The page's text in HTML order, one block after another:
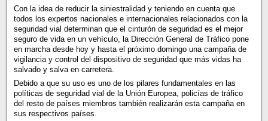
Con la idea de reducir la siniestralidad y teniendo en cuenta que
todos los expertos nacionales e internacionales relacionados con la
seguridad vial determinan que el cinturón de seguridad es el mejor
seguro de vida en un vehículo, la Dirección General de Tráfico pone
en marcha desde hoy y hasta el próximo domingo una campaña de
vigilancia y control del dispositivo de seguridad que más vidas ha
salvado y salva en carretera.
Debido a que su uso es uno de los pilares fundamentales en las
políticas de seguridad vial de la Unión Europea, policías de tráfico
del resto de países miembros también realizarán esta campaña en
sus respectivos países.